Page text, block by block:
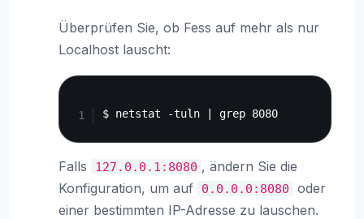
Überprüfen Sie, ob Fess auf mehr als nur
Localhost lauscht:
Falls 127.0.0.1:8080 , ändern Sie die
Konfiguration, um auf
0.0.0.0:8080
oder
einer bestimmten IP-Adresse zu lauschen.